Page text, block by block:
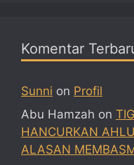
Komentar
Sunni on Profil
Abu Hamzah on
HANCURKAN
ALASAN